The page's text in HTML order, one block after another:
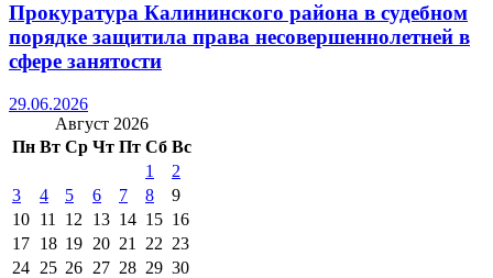
Прокуратура Калининского района в судебном
порядке защитила права несовершеннолетней в
сфере занятости
29.06.2026
Август 2026
Пн Вт Ср Чт Пт Сб Вс
1
2
3
4 5 6 7 8
9
10 11 12 13 14 15 16
17 18 19 20 21 22 23
24 25 26 27 28 29 30